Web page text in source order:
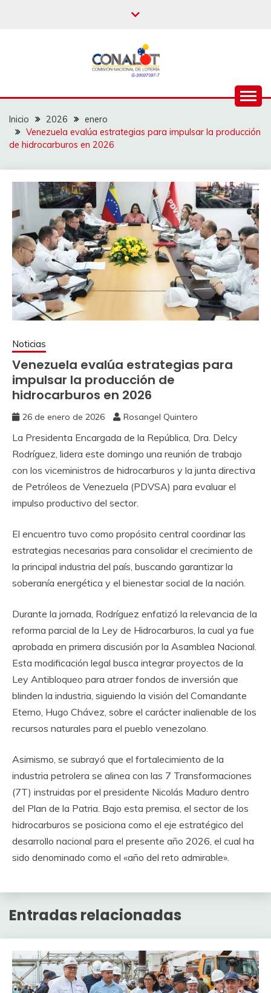
Inicio 2026
enero
Venezuela evalúa estrategias para impulsar la producción
de hidrocarburos en 2026
Noticias
Venezuela evalúa estrategias para
impulsar la producción de
hidrocarburos en 2026
26 de enero de 2026 Rosangel Quintero
La Presidenta Encargada de la República, Dra. Delcy
Rodríguez, lidera este domingo una reunión de trabajo
con los viceministros de hidrocarburos y la junta directiva
de Petróleos de Venezuela (PDVSA) para evaluar el
impulso productivo del sector.
El encuentro tuvo como propósito central coordinar las
estrategias necesarias para consolidar el crecimiento de
la principal industria del país, buscando garantizar la
soberanía energética y el bienestar social de la nación.
Durante la jornada, Rodríguez enfatizó la relevancia de la
reforma parcial de la Ley de Hidrocarburos, la cual ya fue
aprobada en primera discusión por la Asamblea Nacional.
Esta modificación legal busca integrar proyectos de la
Ley Antibloqueo para atraer fondos de inversión que
blinden la industria, siguiendo la visión del Comandante
Eterno, Hugo Chávez, sobre el carácter inalienable de los
recursos naturales para el pueblo venezolano.
Asimismo, se subrayó que el fortalecimiento de la
industria petrolera se alinea con las 7 Transformaciones
(7T) instruidas por el presidente Nicolás Maduro dentro
del Plan de la Patria. Bajo esta premisa, el sector de los
hidrocarburos se posiciona como el eje estratégico del
desarrollo nacional para el presente año 2026, el cual ha
sido denominado como el «año del reto admirable».
Entradas relacionadas